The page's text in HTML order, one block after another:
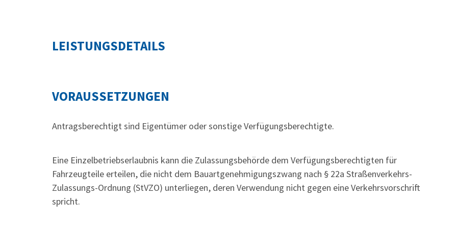
LEISTUNGSDETAILS
VORAUSSETZUNGEN
Antragsberechtigt sind Eigentümer oder sonstige Verfügungsberechtigte.
Eine Einzelbetriebserlaubnis kann die Zulassungsbehörde dem Verfügungsberechtigten für
Fahrzeugteile erteilen, die nicht dem Bauartgenehmigungszwang nach § 22a Straßenverkehrs-
Zulassungs-Ordnung (StVZO) unterliegen, deren Verwendung nicht gegen eine Verkehrsvorschrift
spricht.